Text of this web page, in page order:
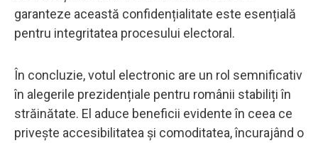
garanteze această confidențialitate este esențială
pentru integritatea procesului electoral.
În concluzie, votul electronic are un rol semnificativ
în alegerile prezidențiale pentru românii stabiliți în
străinătate. El aduce beneficii evidente în ceea ce
privește accesibilitatea și comoditatea, încurajând o